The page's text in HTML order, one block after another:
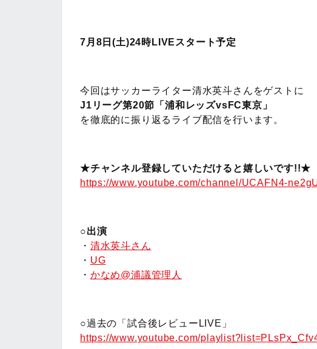
7月8日(土)24時LIVEスタート予定
今回はサッカーライター清水英斗さんをゲストに
J1リーグ第20節「浦和レッズvsFC東京」
を徹底的に振り返るライブ配信を行います。
★チャンネル登録していただけると嬉しいです!!★
https://www.youtube.com/channel/UCAFN4-
○出演
・ 清水英斗さん
・ UG
・ かなめ@浦議管理人
○過去の「試合後レビューLIVE」
https://www.youtube.com/